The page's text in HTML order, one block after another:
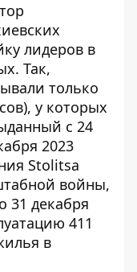
лидеров в
Так,
только
у которых
с 24
2023
Stolitsa
войны,
31 декабря
411
в